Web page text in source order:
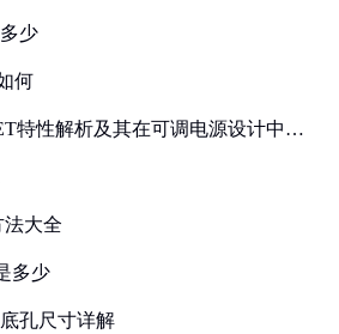
少
何
特性解析及其在可调电源设计中的
法大全
多少
孔尺寸详解